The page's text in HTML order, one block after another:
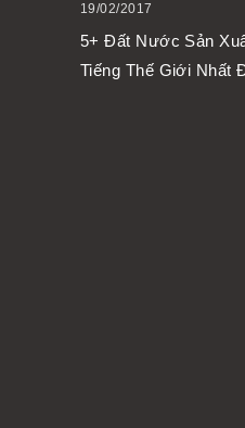
19/02/2017
5+ Đất Nước Sản
Tiếng Thế Giới Nhất